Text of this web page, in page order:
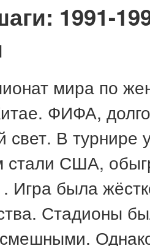
1991-
мира по
ФИФА,
свет. В турнире
стали США,
Игра была
Стадионы
Однако